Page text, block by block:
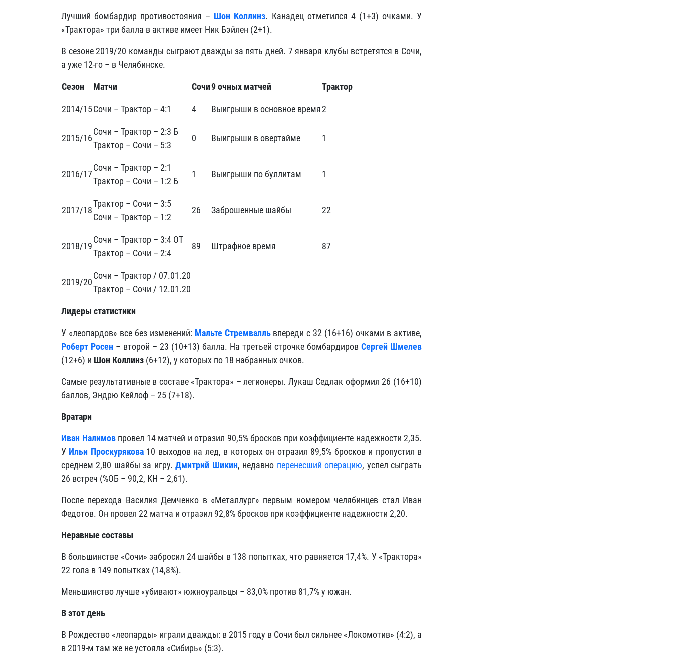
Лучший бомбардир противостояния – Шон Коллинз. Канадец отметился 4 (1+3) очками. У
«Трактора» три балла в активе имеет Ник Бэйлен (2+1).
В сезоне 2019/20 команды сыграют дважды за пять дней. 7 января клубы встретятся в Сочи,
а уже 12-го – в Челябинске.
Сезон Матчи Сочи9 очных матчей Трактор
2014/15Сочи – Трактор – 4:1 4 Выигрыши в основное время2
2015/16
Сочи – Трактор – 2:3 Б
Трактор – Сочи – 5:3
0 Выигрыши в овертайме 1
2016/17
Сочи – Трактор – 2:1
Трактор – Сочи – 1:2 Б
1 Выигрыши по буллитам 1
2017/18
Трактор – Сочи – 3:5
Сочи – Трактор – 1:2
26 Заброшенные шайбы 22
2018/19
Сочи – Трактор – 3:4 ОТ
Трактор – Сочи – 2:4
89 Штрафное время 87
2019/20
Сочи – Трактор / 07.01.20
Трактор – Сочи / 12.01.20
Лидеры статистики
У «леопардов» все без изменений: Мальте Стремвалльвпереди с 32 (16+16) очками в активе,
Роберт Росен – второй – 23 (10+13) балла. На третьей строчке бомбардиров Сергей Шмелев
(12+6) и Шон Коллинз (6+12), у которых по 18 набранных очков.
Самые результативные в составе «Трактора» – легионеры. Лукаш Седлак оформил 26 (16+10)
баллов, Эндрю Кейлоф – 25 (7+18).
Вратари
Иван Налимовпровел 14 матчей и отразил 90,5% бросков при коэффициенте надежности 2,35.
У Ильи Проскурякова10 выходов на лед, в которых он отразил 89,5% бросков и пропустил в
среднем 2,80 шайбы за игру.Дмитрий Шикин, недавно перенесший операцию, успел сыграть
26 встреч (%ОБ – 90,2, КН – 2,61).
После перехода Василия Демченко в «Металлург» первым номером челябинцев стал Иван
Федотов. Он провел 22 матча и отразил 92,8% бросков при коэффициенте надежности 2,20.
Неравные составы
В большинстве «Сочи» забросил 24 шайбы в 138 попытках, что равняется 17,4%. У «Трактора»
22 гола в 149 попытках (14,8%).
Меньшинство лучше «убивают» южноуральцы – 83,0% против 81,7% у южан.
В этот день
В Рождество «леопарды» играли дважды: в 2015 году в Сочи был сильнее «Локомотив» (4:2), а
в 2019-м там же не устояла «Сибирь» (5:3).